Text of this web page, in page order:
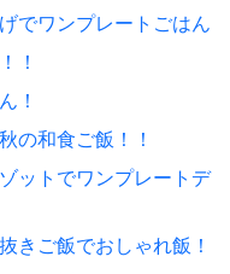
でワンプレートごはん
！
！
の和食ご飯！！
ットでワンプレートデ
きご飯でおしゃれ飯！